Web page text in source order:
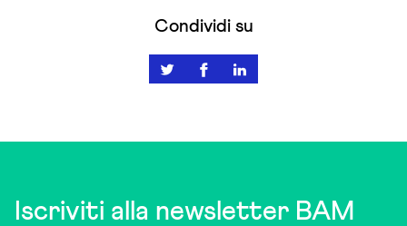
Condividi su
Iscriviti alla newsletter BAM